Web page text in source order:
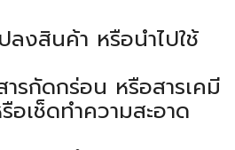
งสินค้า หรือนำไปใช้
ารกัดกร่อน หรือสารเคมี
เช็ดทำความสะอาด